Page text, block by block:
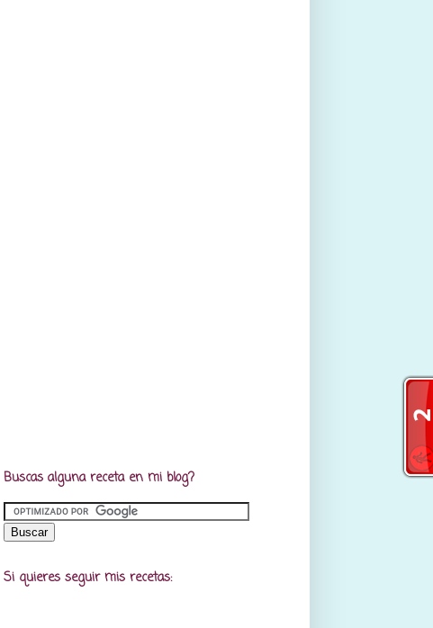
Buscas alguna receta en mi blog?
Si quieres seguir mis recetas: